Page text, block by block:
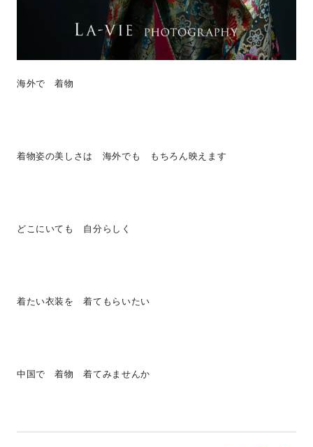
海外で 着物
着物姿の美しさは 海外でも もちろん映えます
どこにいても 自分らしく
着たい衣装を 着てもらいたい
中国で 着物 着てみませんか